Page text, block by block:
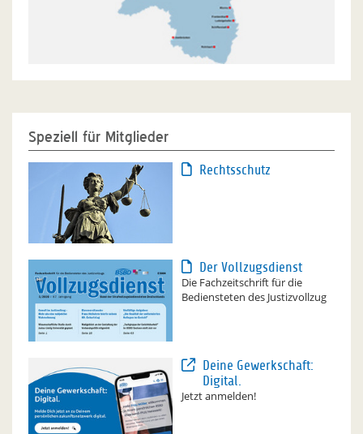
Speziell für Mitglieder
Rechtsschutz
Der Vollzugsdienst
Die Fachzeitschrift für die
Bediensteten des Justizvollzug
Deine Gewerkschaft:
Digital.
Jetzt anmelden!